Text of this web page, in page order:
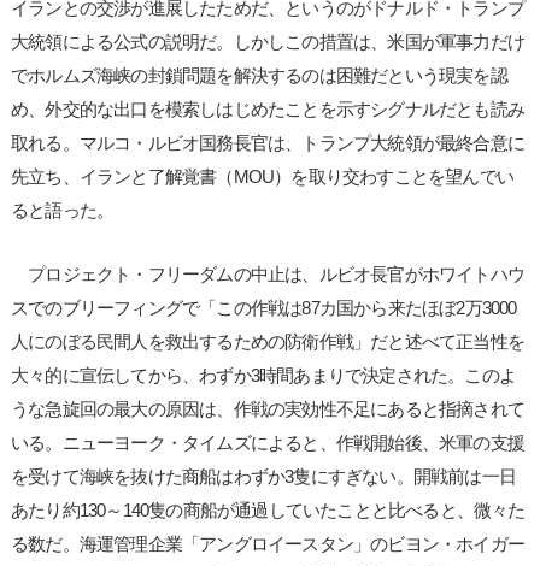
イランとの交渉が進展したためだ、というのがドナルド・トランプ
大統領による公式の説明だ。しかしこの措置は、米国が軍事力だけ
でホルムズ海峡の封鎖問題を解決するのは困難だという現実を認
め、外交的な出口を模索しはじめたことを示すシグナルだとも読み
取れる。マルコ・ルビオ国務長官は、トランプ大統領が最終合意に
先立ち、イランと了解覚書（MOU）を取り交わすことを望んでい
ると語った。
プロジェクト・フリーダムの中止は、ルビオ長官がホワイトハウ
スでのブリーフィングで「この作戦は87カ国から来たほぼ2万3000
人にのぼる民間人を救出するための防衛作戦」だと述べて正当性を
大々的に宣伝してから、わずか3時間あまりで決定された。このよ
うな急旋回の最大の原因は、作戦の実効性不足にあると指摘されて
いる。ニューヨーク・タイムズによると、作戦開始後、米軍の支援
を受けて海峡を抜けた商船はわずか3隻にすぎない。開戦前は一日
あたり約130～140隻の商船が通過していたことと比べると、微々た
る数だ。海運管理企業「アングロイースタン」のビヨン・ホイガー